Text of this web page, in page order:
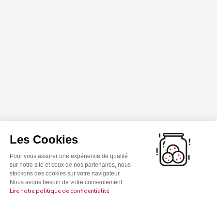
Les Cookies
Pour vous assurer une expérience de qualité
sur notre site et ceux de nos partenaires, nous
stockons des cookies sur votre navigateur.
Nous avons besoin de votre consentement.
Lire notre politique de confidentialité